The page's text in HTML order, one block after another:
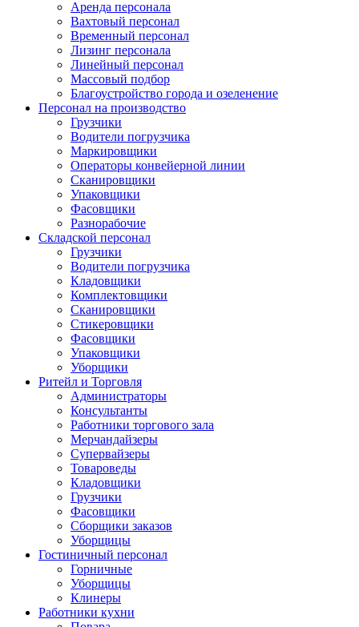
Аренда персонала
Вахтовый персонал
Временный персонал
Лизинг персонала
Линейный персонал
Массовый подбор
Благоустройство города и озеленение
Персонал на производство
Грузчики
Водители погрузчика
Маркировщики
Операторы конвейерной линии
Сканировщики
Упаковщики
Фасовщики
Разнорабочие
Складской персонал
Грузчики
Водители погрузчика
Кладовщики
Комплектовщики
Сканировщики
Стикеровщики
Фасовщики
Упаковщики
Уборщики
Ритейл и Торговля
Администраторы
Консультанты
Работники торгового зала
Мерчандайзеры
Супервайзеры
Товароведы
Кладовщики
Грузчики
Фасовщики
Сборщики заказов
Уборщицы
Гостиничный персонал
Горничные
Уборщицы
Клинеры
Работники кухни